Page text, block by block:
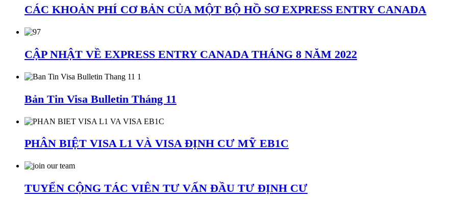
CÁC KHOẢN PHÍ CƠ BẢN CỦA MỘT BỘ HỒ SƠ EXPRESS ENTRY CANADA
CẬP NHẬT VỀ EXPRESS ENTRY CANADA THÁNG 8 NĂM 2022
Bản Tin Visa Bulletin Tháng 11
PHÂN BIỆT VISA L1 VÀ VISA ĐỊNH CƯ MỸ EB1C
TUYỂN CỘNG TÁC VIÊN TƯ VẤN ĐẦU TƯ ĐỊNH CƯ